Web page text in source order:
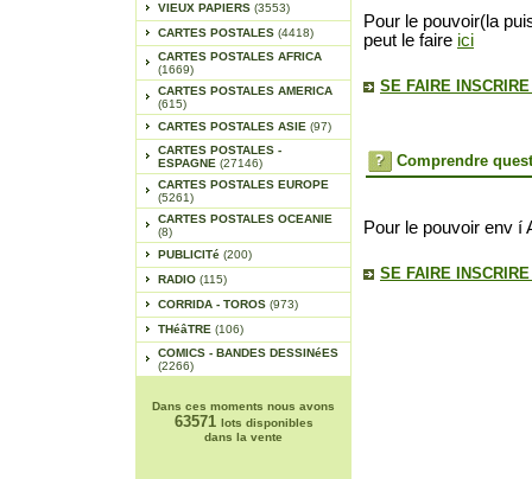
VIEUX PAPIERS (3553)
CARTES POSTALES (4418)
CARTES POSTALES AFRICA
(1669)
CARTES POSTALES AMERICA
(615)
CARTES POSTALES ASIE (97)
CARTES POSTALES -
ESPAGNE (27146)
CARTES POSTALES EUROPE
(5261)
CARTES POSTALES OCEANIE
(8)
PUBLICITé (200)
RADIO (115)
CORRIDA - TOROS (973)
THéâTRE (106)
COMICS - BANDES DESSINéES
(2266)
Dans ces moments nous avons
63571 lots disponibles
dans la vente
Pour le pouvoir(la
peut le faire ici
SE FAIRE
Comprendre
Pour le pouvoir env í
SE FAIRE